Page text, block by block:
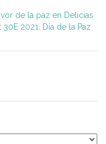
de la paz en Delicias
30E 2021. Día de la Paz